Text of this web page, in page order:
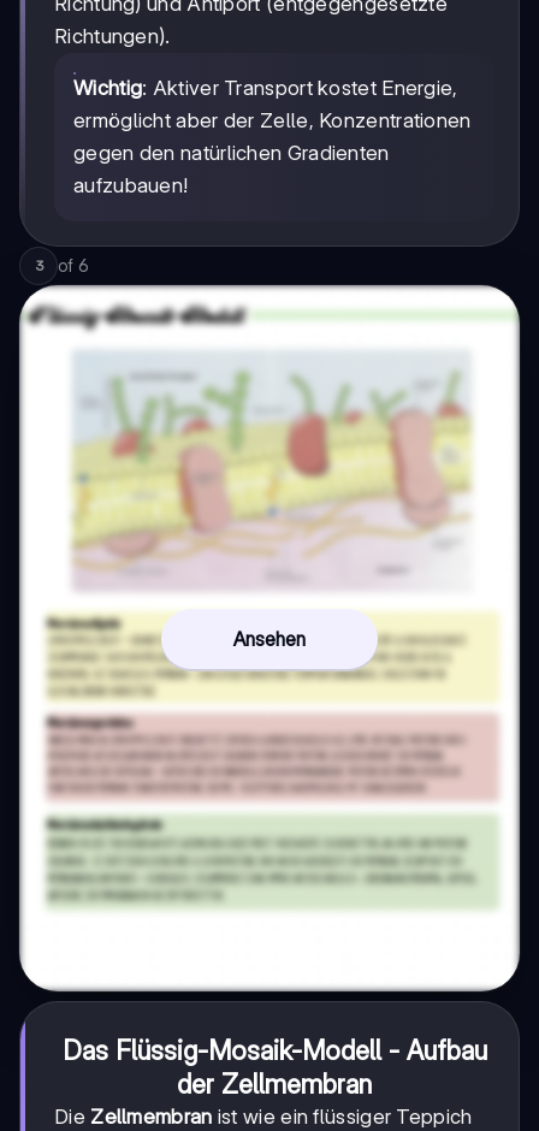
Richtungen).
Wichtig: Aktiver Transport kostet Energie,
ermöglicht aber der Zelle, Konzentrationen
gegen den natürlichen Gradienten
aufzubauen!
3 of 6
Ansehen
Das Flüssig-Mosaik-Modell - Aufbau
der Zellmembran
Die Zellmembran ist wie ein flüssiger Teppich